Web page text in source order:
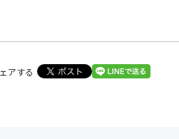
アする